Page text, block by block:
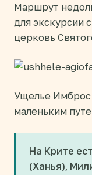
Маршрут
для экскурсии
церковь
Ущелье Имброс
маленьким
На Крите
(Ханья),